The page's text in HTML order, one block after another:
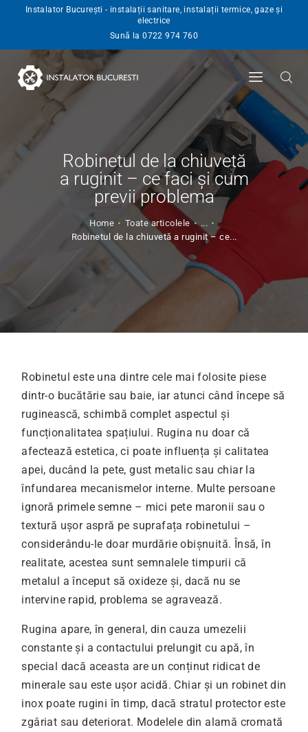
Instalator București - instalații sanitare, instalații termice, gaze și
electrice
Sună la 0722 974 760
Robinetul de la chiuvetă
a ruginit – ce faci și cum
previi problema
Home Toate articolele
...
Robinetul de la chiuvetă a ruginit – ce...
INSTALATOR
SERVICII
BLOG
ANGAJARI
Robinetul este una dintre cele mai folosite piese
dintr-o bucătărie sau baie, iar atunci când începe să
ruginească, schimbă complet aspectul și
funcționalitatea spațiului. Rugina nu doar că
afectează estetica, ci poate influența și calitatea
apei, ducând la pete, gust metalic sau chiar la
înfundarea mecanismelor interne. Multe persoane
ignoră primele semne – mici pete maronii sau o
textură ușor aspră pe suprafața robinetului –
considerându-le doar murdărie obișnuită. Însă, în
realitate, acestea sunt semnalele timpurii că
metalul a început să oxideze și, dacă nu se
intervine rapid, problema se agravează.
Rugina apare, în general, din cauza umezelii
constante și a contactului prelungit cu apă, în
special dacă aceasta are un conținut ridicat de
minerale sau este ușor acidă. Chiar și un robinet din
inox poate rugini în timp, dacă stratul protector este
zgâriat sau deteriorat. Modelele din alamă cromată